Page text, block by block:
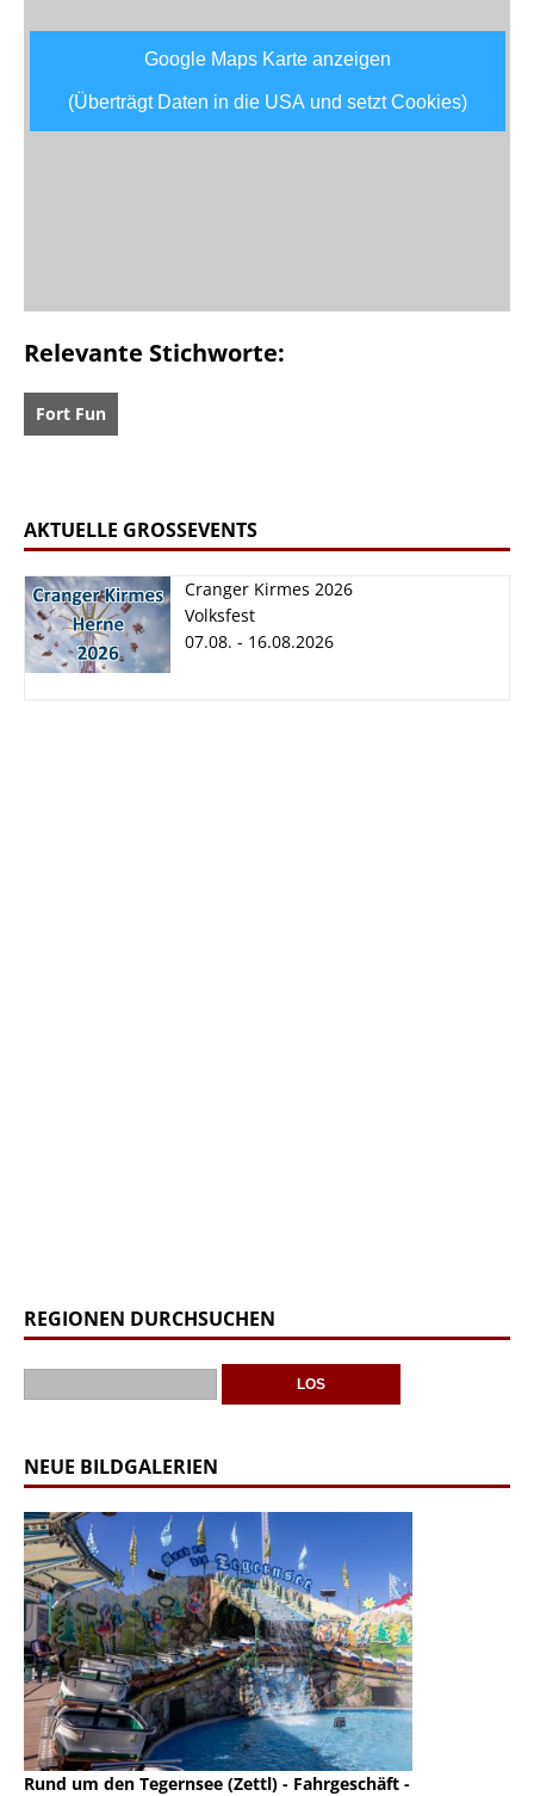
Google Maps Karte anzeigen
(Überträgt Daten in die USA und setzt Cookies)
Relevante Stichworte:
Fort Fun
AKTUELLE GROSSEVENTS
Cranger Kirmes 2026
Volksfest
07.08. - 16.08.2026
REGIONEN DURCHSUCHEN
NEUE BILDGALERIEN
Rund um den Tegernsee (Zettl) - Fahrgeschäft -